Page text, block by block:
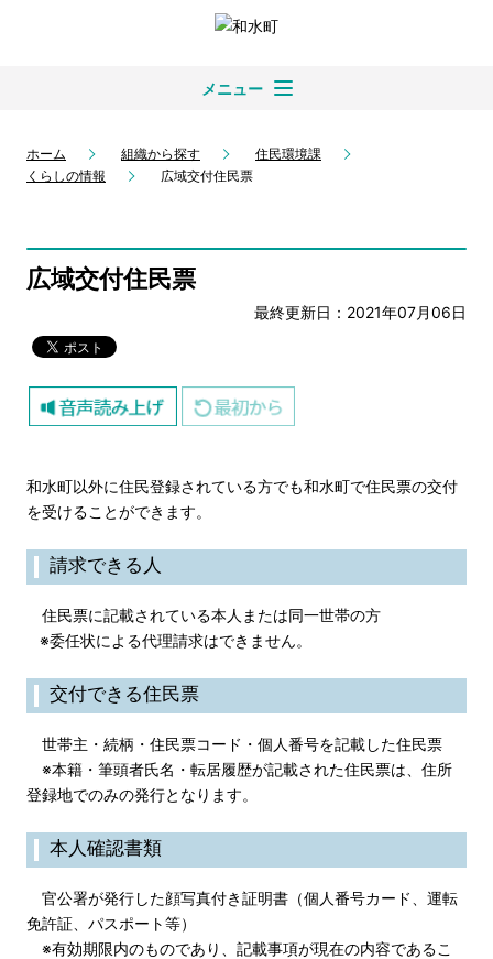
メニュー
ホーム 組織から探す
住民環境課
くらしの情報
広域交付住民票
広域交付住民票
最終更新日：2021年07月06日
和水町以外に住民登録されている方でも和水町で住民票の交付
を受けることができます。
請求できる人
住民票に記載されている本人または同一世帯の方
※委任状による代理請求はできません。
交付できる住民票
世帯主・続柄・住民票コード・個人番号を記載した住民票
※本籍・筆頭者氏名・転居履歴が記載された住民票は、住所
登録地でのみの発行となります。
本人確認書類
官公署が発行した顔写真付き証明書（個人番号カード、運転
免許証、パスポート等）
※有効期限内のものであり、記載事項が現在の内容であるこ